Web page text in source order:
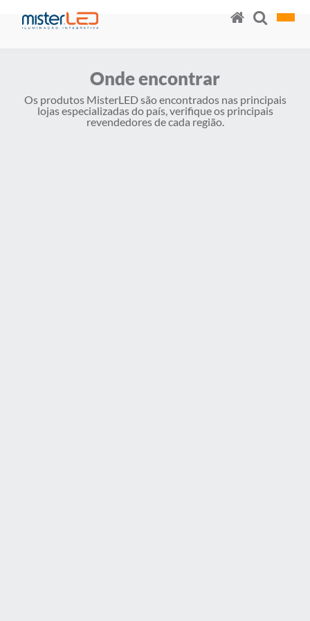
Onde encontrar
Os produtos MisterLED são encontrados nas principais
lojas especializadas do país, verifique os principais
revendedores de cada região.